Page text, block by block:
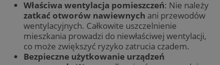
Właściwa wentylacja pomieszczeń: Nie należy
zatkać otworów nawiewnych ani przewodów
wentylacyjnych. Całkowite uszczelnienie
mieszkania prowadzi do niewłaściwej wentylacji,
co może zwiększyć ryzyko zatrucia czadem.
Bezpieczne użytkowanie urządzeń